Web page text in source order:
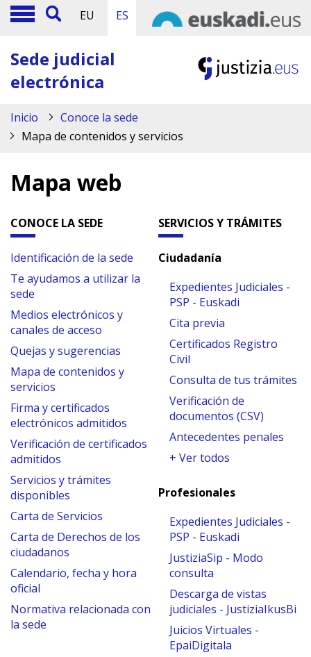
EU ES
Sede judicial
electrónica
Inicio
Conoce la sede
Mapa de contenidos y servicios
Mapa web
CONOCE LA SEDE
Identificación de la sede
Te ayudamos a utilizar la
sede
Medios electrónicos y
canales de acceso
Quejas y sugerencias
Mapa de contenidos y
servicios
Firma y certificados
electrónicos admitidos
Verificación de certificados
admitidos
Servicios y trámites
disponibles
Carta de Servicios
Carta de Derechos de los
ciudadanos
Calendario, fecha y hora
oficial
Normativa relacionada con
la sede
SERVICIOS Y TRÁMITES
Ciudadanía
Expedientes Judiciales -
PSP - Euskadi
Cita previa
Certificados Registro
Civil
Consulta de tus trámites
Verificación de
documentos (CSV)
Antecedentes penales
+ Ver todos
Profesionales
Expedientes Judiciales -
PSP - Euskadi
JustiziaSip - Modo
consulta
Descarga de vistas
judiciales - JustiziaIkusBi
Juicios Virtuales -
EpaiDigitala